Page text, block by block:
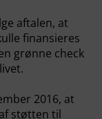
aftalen, at
finansieres
grønne check
2016, at
støtten til